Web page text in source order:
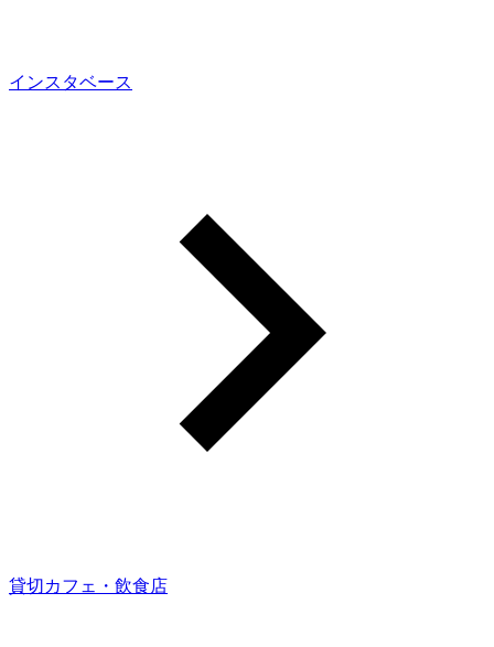
インスタベース
貸切カフェ・飲食店